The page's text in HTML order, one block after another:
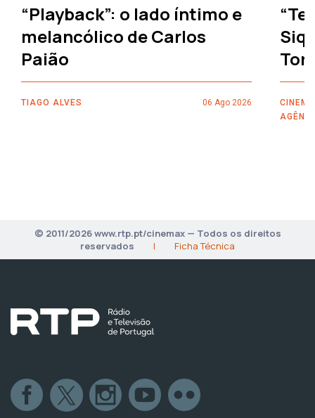
“Playback”: o lado íntimo e
melancólico de Carlos
Paião
TIAGO ALVES 06 Ago 2026
© 2011/2026 www.rtp.pt/cinemax — Todos os direitos
reservados
| Ficha Técnica